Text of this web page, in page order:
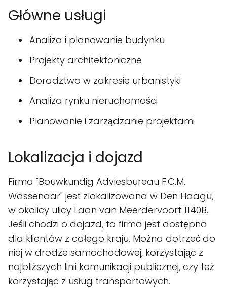
Główne usługi
Analiza i planowanie budynku
Projekty architektoniczne
Doradztwo w zakresie urbanistyki
Analiza rynku nieruchomości
Planowanie i zarządzanie projektami
Lokalizacja i dojazd
Firma "Bouwkundig Adviesbureau F.C.M.
Wassenaar" jest zlokalizowana w Den Haagu,
w okolicy ulicy Laan van Meerdervoort 1140B.
Jeśli chodzi o dojazd, to firma jest dostępna
dla klientów z całego kraju. Można dotrzeć do
niej w drodze samochodowej, korzystając z
najbliższych linii komunikacji publicznej, czy też
korzystając z usług transportowych.